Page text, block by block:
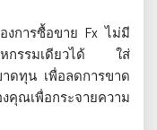
งการซื้อขาย Fx ไม่มี
หกรรมเดียวได้ ใส่
ดทุน เพื่อลดการขาด
ณเพื่อกระจายความ